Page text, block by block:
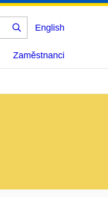
Vyhledat
English
Zaměstnanci